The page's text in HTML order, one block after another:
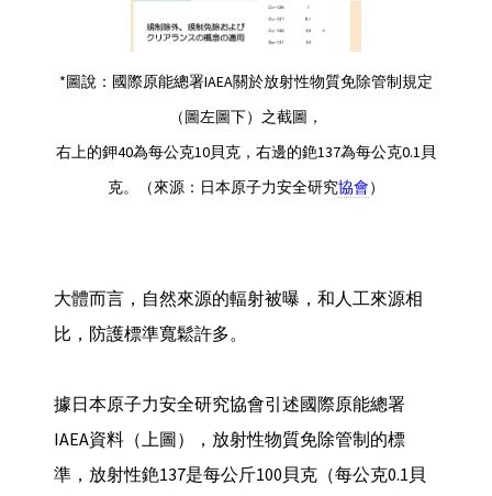
*圖說：國際原能總署IAEA關於放射性物質免除管制規定
（圖左圖下）之截圖，
右上的鉀40為每公克10貝克，右邊的銫137為每公克0.1貝
克。（來源：日本原子力安全研究協會）
大體而言，自然來源的輻射被曝，和人工來源相
比，防護標準寬鬆許多。
據日本原子力安全研究協會引述國際原能總署
IAEA資料（上圖），放射性物質免除管制的標
準，放射性銫137是每公斤100貝克（每公克0.1貝